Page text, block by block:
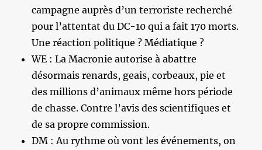
campagne auprès d’un terroriste recherché
pour l’attentat du DC-10 qui a fait 170 morts.
Une réaction politique ? Médiatique ?
WE : La Macronie autorise à abattre
désormais renards, geais, corbeaux, pie et
des millions d’animaux même hors période
de chasse. Contre l’avis des scientifiques et
de sa propre commission.
DM : Au rythme où vont les événements, on